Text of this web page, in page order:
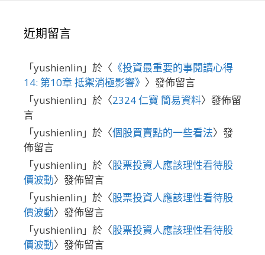
近期留言
「yushienlin 」於〈 《投資最重要的事閱讀心得
14: 第10章 抵禦消極影響》 〉發佈留言
「yushienlin 」於〈2324 仁寶 簡易資料〉發佈留
言
「yushienlin 」於〈個股買賣點的一些看法〉發
佈留言
「yushienlin 」於〈股票投資人應該理性看待股
價波動〉發佈留言
「yushienlin 」於〈股票投資人應該理性看待股
價波動〉發佈留言
「yushienlin 」於〈股票投資人應該理性看待股
價波動〉發佈留言